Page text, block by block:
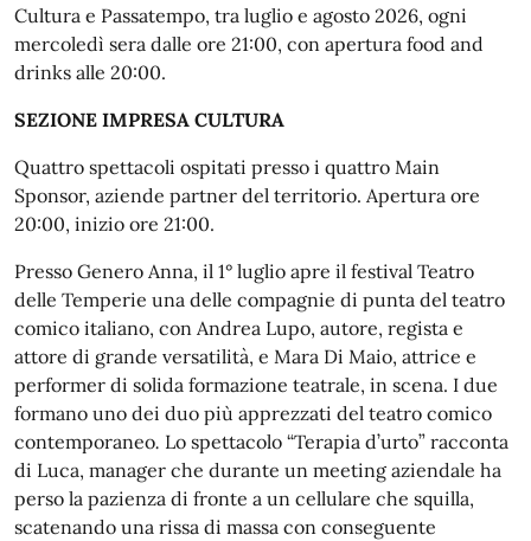
Cultura e Passatempo, tra luglio e agosto 2026, ogni
mercoledì sera dalle ore 21:00, con apertura food and
drinks alle 20:00.
SEZIONE IMPRESA CULTURA
Quattro spettacoli ospitati presso i quattro Main
Sponsor, aziende partner del territorio. Apertura ore
20:00, inizio ore 21:00.
Presso Genero Anna, il 1° luglio apre il festival Teatro
delle Temperie una delle compagnie di punta del teatro
comico italiano, con Andrea Lupo, autore, regista e
attore di grande versatilità, e Mara Di Maio, attrice e
performer di solida formazione teatrale, in scena. I due
formano uno dei duo più apprezzati del teatro comico
contemporaneo. Lo spettacolo “Terapia d’urto” racconta
di Luca, manager che durante un meeting aziendale ha
perso la pazienza di fronte a un cellulare che squilla,
scatenando una rissa di massa con conseguente